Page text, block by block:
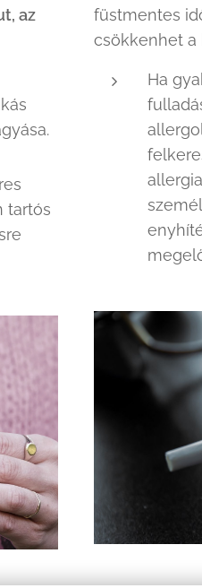
az
tartós
füstmentes
csökkenhet a
Ha